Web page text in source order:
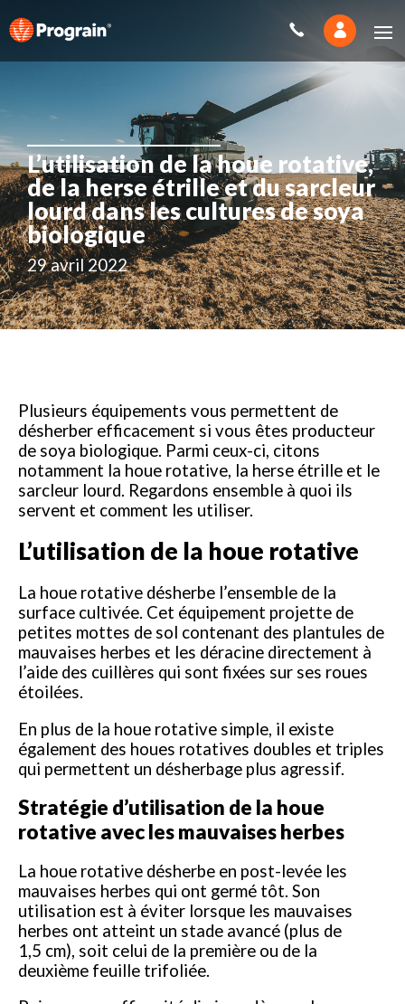
L’utilisation de la houe rotative,
de la herse étrille et du sarcleur
lourd dans les cultures de soya
biologique
29 avril 2022
Plusieurs équipements vous permettent de
désherber efficacement si vous êtes producteur
de soya biologique. Parmi ceux-ci, citons
notamment la houe rotative, la herse étrille et le
sarcleur lourd. Regardons ensemble à quoi ils
servent et comment les utiliser.
L’utilisation de la houe rotative
La houe rotative désherbe l’ensemble de la
surface cultivée. Cet équipement projette de
petites mottes de sol contenant des plantules de
mauvaises herbes et les déracine directement à
l’aide des cuillères qui sont fixées sur ses roues
étoilées.
En plus de la houe rotative simple, il existe
également des houes rotatives doubles et triples
qui permettent un désherbage plus agressif.
Stratégie d’utilisation de la houe
rotative avec les mauvaises herbes
La houe rotative désherbe en post-levée les
mauvaises herbes qui ont germé tôt. Son
utilisation est à éviter lorsque les mauvaises
herbes ont atteint un stade avancé (plus de
1,5 cm), soit celui de la première ou de la
deuxième feuille trifoliée.